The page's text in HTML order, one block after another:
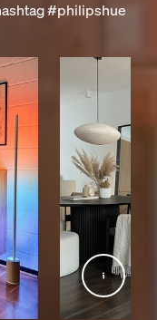
#philipshue